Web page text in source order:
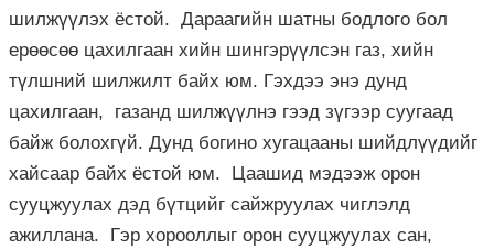
шилжүүлэх ёстой. Дараагийн шатны бодлого бол
ерөөсөө цахилгаан хийн шингэрүүлсэн газ, хийн
түлшний шилжилт байх юм. Гэхдээ энэ дунд
цахилгаан, газанд шилжүүлнэ гээд зүгээр суугаад
байж болохгүй. Дунд богино хугацааны шийдлүүдийг
хайсаар байх ёстой юм. Цаашид мэдээж орон
сууцжуулах дэд бүтцийг сайжруулах чиглэлд
ажиллана. Гэр хорооллыг орон сууцжуулах сан,